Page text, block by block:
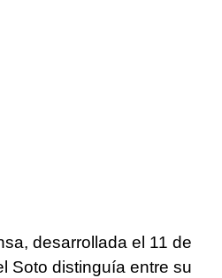
desarrollada el 11 de
Soto distinguía entre su